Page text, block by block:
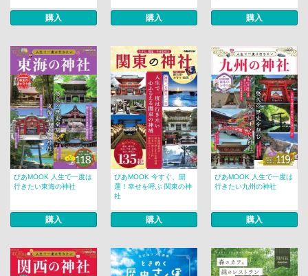
購入 購入 購入
ぴあMOOK 人生で一度は
行きたい東海の神社
購入
ぴあMOOK 今すぐ、開
運！幸せを呼ぶ 関東の神
社
購入
ぴあMOOK 人生で一度は
行きたい九州の神社
購入